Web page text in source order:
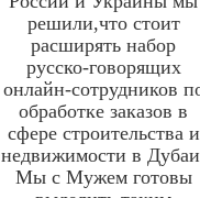
решили,что стоит
расширять набор
русско-говорящих
онлайн-сотрудников
обработке заказов в
сфере строительства и
недвижимости в
Мы с Мужем готовы